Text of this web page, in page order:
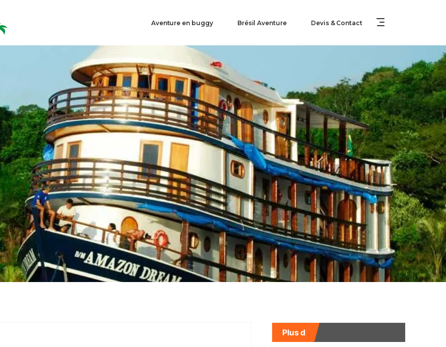
Aventure en buggy Brésil Aventure Devis & Contact
Plus d